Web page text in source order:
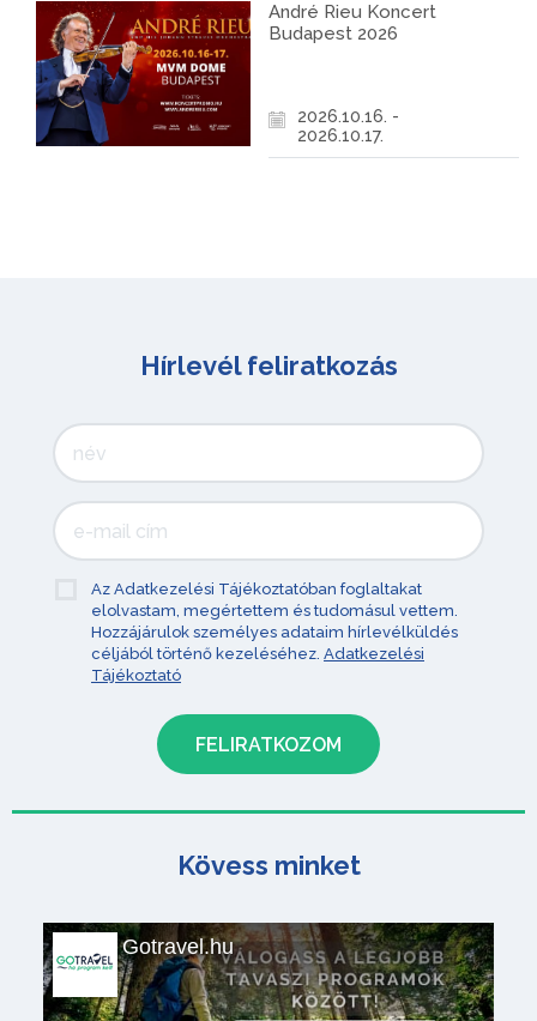
André Rieu Koncert
Budapest 2026
2026.10.16. -
2026.10.17.
Hírlevél feliratkozás
Az Adatkezelési Tájékoztatóban foglaltakat
elolvastam, megértettem és tudomásul vettem.
Hozzájárulok személyes adataim hírlevélküldés
céljából történő kezeléséhez. Adatkezelési
Tájékoztató
Kövess minket
Gotravel.hu